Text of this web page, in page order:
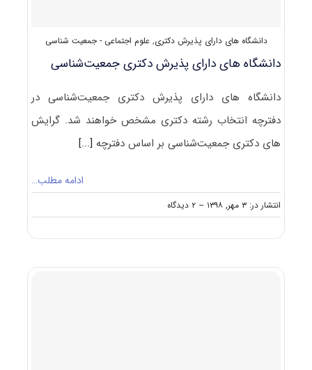
دانشگاه های دارای پذیرش دکتری,علوم اجتماعی - جمعیت شناسی
دانشگاه های دارای پذیرش دکتری ﺟﻤﻌﻴﺖﺷﻨﺎسی
دانشگاه های دارای پذیرش دکتری ﺟﻤﻌﻴﺖﺷﻨﺎسی در
دفترچه انتخاب رشته دکتری مشخص خواهند شد. گرایش
های دکتری ﺟﻤﻌﻴﺖﺷﻨﺎسی بر اساس دفترچه [...]
ادامه مطلب…
انتشار در: ۳ مهر, ۱۳۹۸ -- ۲ دیدگاه
on
دانشگاه
دکتری